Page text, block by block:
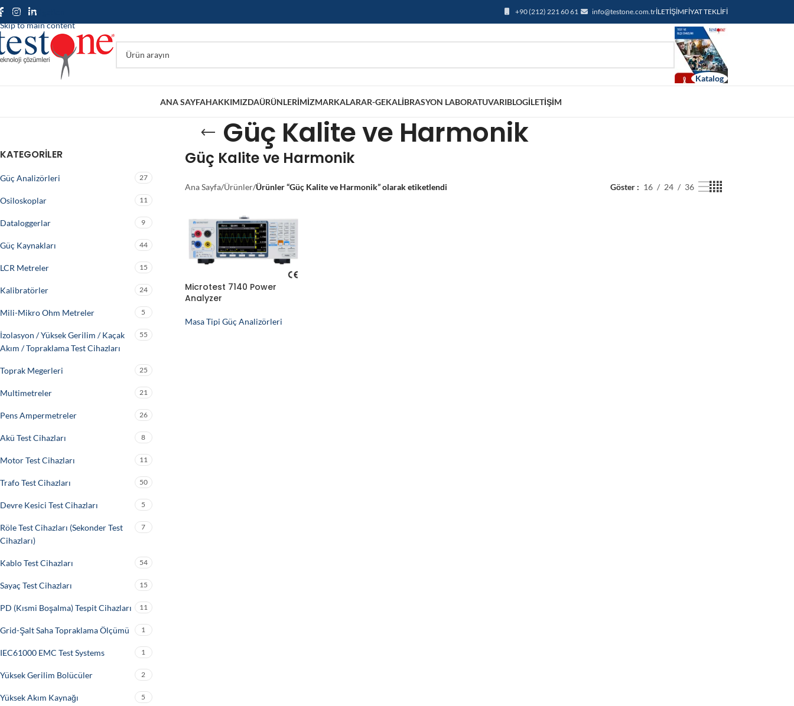
Skip to navigation
Skip to main content
+90 (212) 221 60 61 info@testone.com.trİLETIŞIMFIYAT TEKLIFI
ANA SAYFAHAKKIMIZDAÜRÜNLERIMIZMARKALARAR-GEKALIBRASYON LABORATUVARIBLOGİLETIŞIM
Güç Kalite ve Harmonik
KATEGORILER
Güç Analizörleri 27
Osiloskoplar 11
Dataloggerlar 9
Güç Kaynakları 44
LCR Metreler 15
Kalibratörler 24
Mili-Mikro Ohm Metreler 5
İzolasyon / Yüksek Gerilim / Kaçak
Akım / Topraklama Test Cihazları
55
Toprak Megerleri 25
Multimetreler 21
Pens Ampermetreler 26
Akü Test Cihazları 8
Motor Test Cihazları 11
Trafo Test Cihazları 50
Devre Kesici Test Cihazları 5
Röle Test Cihazları (Sekonder Test
Cihazları)
7
Kablo Test Cihazları 54
Sayaç Test Cihazları 15
PD (Kısmi Boşalma) Tespit Cihazları 11
Grid-Şalt Saha Topraklama Ölçümü 1
IEC61000 EMC Test Systems 1
Yüksek Gerilim Bolücüler 2
Yüksek Akım Kaynağı 5
Güç Kalite ve Harmonik
Ana Sayfa/Ürünler/Ürünler “Güç Kalite ve Harmonik” olarak etiketlendi Göster 16 24 36
Microtest 7140 Power
Analyzer
Masa Tipi Güç Analizörleri